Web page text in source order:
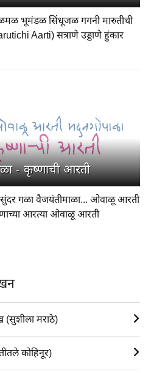
भूमंडळ सिंधूजळ गगनी मारुतीची
Aarti) सत्राणे उड्डाणे हुंकार
- कृष्णाची आरती
गळा वैजयंतीमाळा... ओवाळू आरती
आरत्या ओवाळू आरती
(सुशीला मराठे)
कोहिनूर)